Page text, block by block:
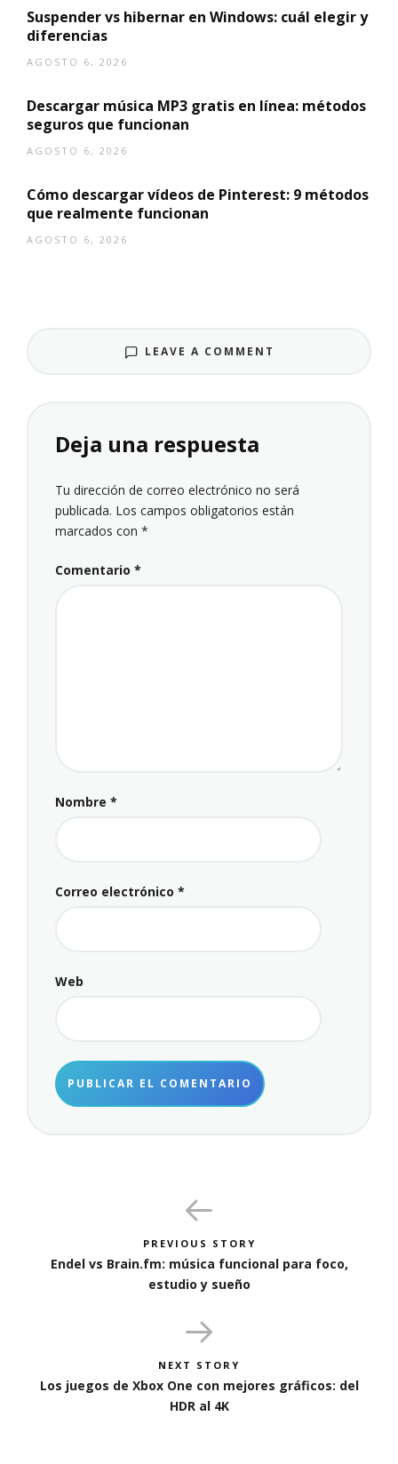
Suspender vs hibernar en Windows: cuál elegir y
diferencias
AGOSTO 6, 2026
Descargar música MP3 gratis en línea: métodos
seguros que funcionan
AGOSTO 6, 2026
Cómo descargar vídeos de Pinterest: 9 métodos
que realmente funcionan
AGOSTO 6, 2026
LEAVE A COMMENT
Deja una respuesta
Tu dirección de correo electrónico no será
publicada. Los campos obligatorios están
marcados con *
Comentario *
Nombre *
Correo electrónico *
Web
PREVIOUS STORY
Endel vs Brain.fm: música funcional para foco,
estudio y sueño
NEXT STORY
Los juegos de Xbox One con mejores gráficos: del
HDR al 4K